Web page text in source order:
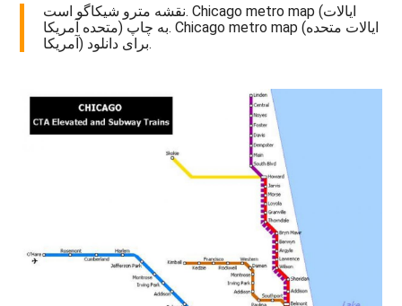
نقشه مترو شیکاگو است. Chicago metro map (ایالات
متحده آمریکا) به چاپ. Chicago metro map (ایالات متحده
آمریکا) برای دانلود.